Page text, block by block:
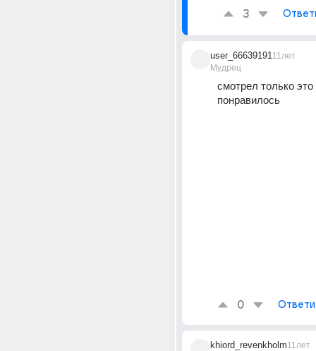
3
user_66639191
Мудрец
11лет
смотрел только это
понравилось
0
khiord_revenkholm11лет